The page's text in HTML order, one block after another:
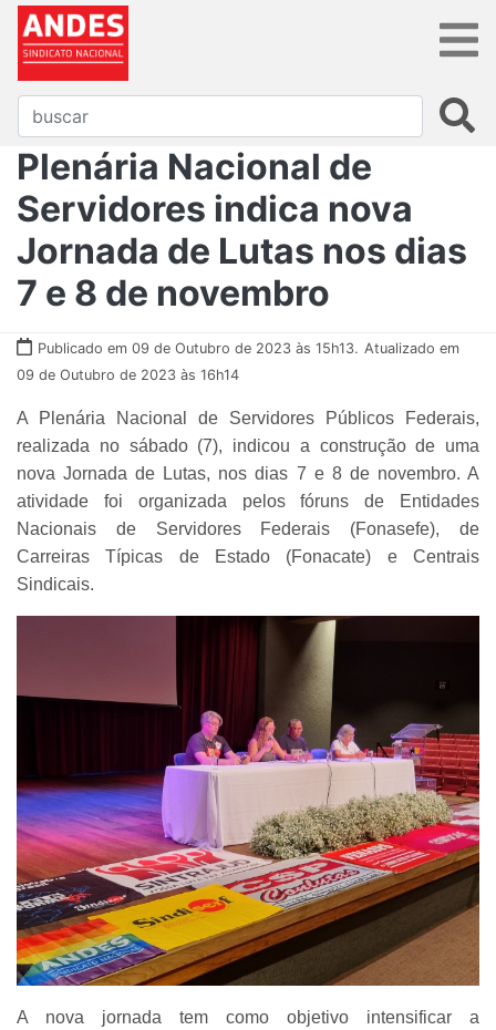
Plenária Nacional de
Servidores indica nova
Jornada de Lutas nos dias
7 e 8 de novembro
Publicado em 09 de Outubro de 2023 às 15h13. Atualizado em
09 de Outubro de 2023 às 16h14
A Plenária Nacional de Servidores Públicos Federais,
realizada no sábado (7), indicou a construção de uma
nova Jornada de Lutas, nos dias 7 e 8 de novembro. A
atividade foi organizada pelos fóruns de Entidades
Nacionais de Servidores Federais (Fonasefe), de
Carreiras Típicas de Estado (Fonacate) e Centrais
Sindicais.
A nova jornada tem como objetivo intensificar a